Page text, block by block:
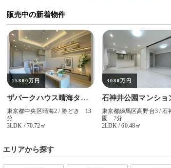
エリアから探す